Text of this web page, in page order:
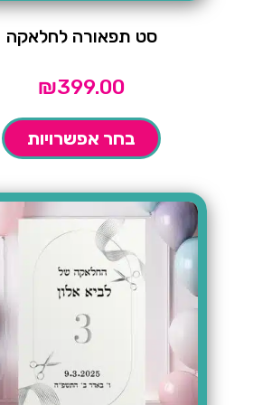
סט תפאורה לחלאקה
₪399.00
בחר אפשרויות